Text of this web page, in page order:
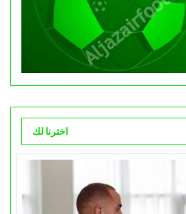
اخترنا لك